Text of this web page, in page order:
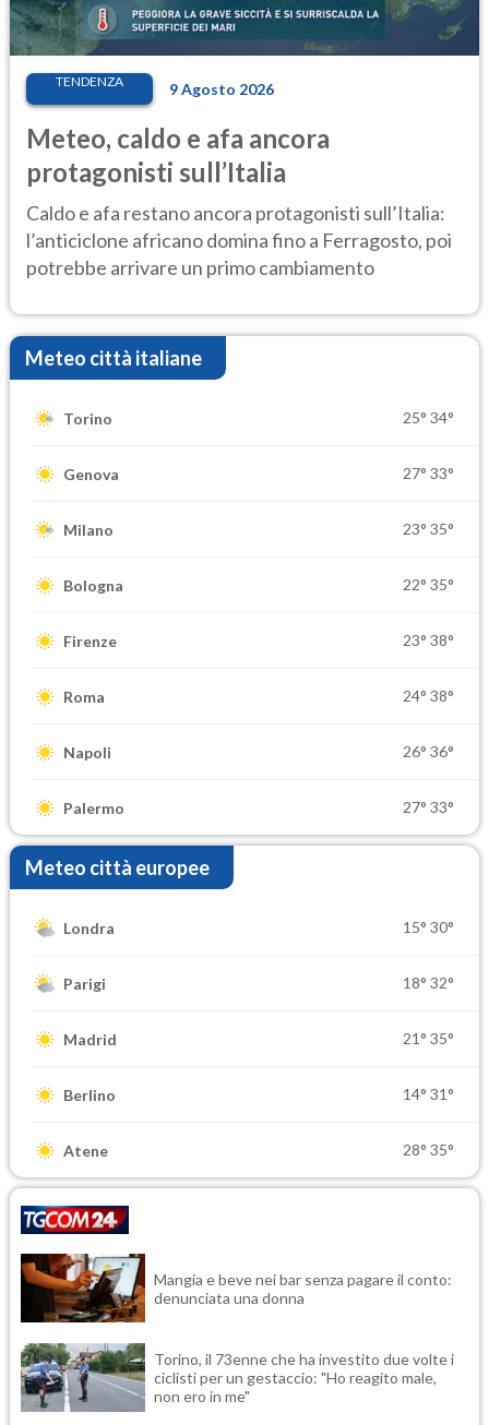
TENDENZA 9 Agosto 2026
Meteo, caldo e afa ancora
protagonisti sull’Italia
Caldo e afa restano ancora protagonisti sull’Italia:
l’anticiclone africano domina fino a Ferragosto, poi
potrebbe arrivare un primo cambiamento
Meteo città italiane
Torino 25° 34°
Genova 27° 33°
Milano 23° 35°
Bologna 22° 35°
Firenze 23° 38°
Roma 24° 38°
Napoli 26° 36°
Palermo 27° 33°
Meteo città europee
Londra 15° 30°
Parigi 18° 32°
Madrid 21° 35°
Berlino 14° 31°
Atene 28° 35°
Mangia e beve nei bar senza pagare il conto:
denunciata una donna
Torino, il 73enne che ha investito due volte i
ciclisti per un gestaccio: "Ho reagito male,
non ero in me"